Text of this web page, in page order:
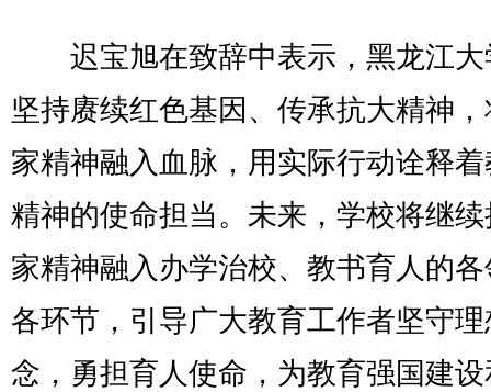
迟宝旭在致辞中表示，黑龙江大
坚持赓续红色基因、传承抗大精神
家精神融入血脉，用实际行动诠释
精神的使命担当。未来，学校将继
家精神融入办学治校、教书育人的
各环节，引导广大教育工作者坚守
念，勇担育人使命，为教育强国建